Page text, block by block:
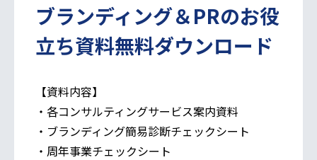
ブランディング＆PRのお役
立ち資料無料ダウンロード
【資料内容】
・各コンサルティングサービス案内資料
・ブランディング簡易診断チェックシート
・周年事業チェックシート